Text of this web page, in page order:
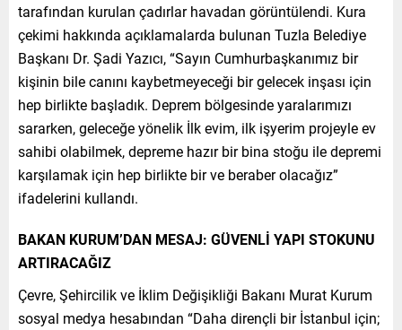
tarafından kurulan çadırlar havadan görüntülendi. Kura
çekimi hakkında açıklamalarda bulunan Tuzla Belediye
Başkanı Dr. Şadi Yazıcı, “Sayın Cumhurbaşkanımız bir
kişinin bile canını kaybetmeyeceği bir gelecek inşası için
hep birlikte başladık. Deprem bölgesinde yaralarımızı
sararken, geleceğe yönelik İlk evim, ilk işyerim projeyle ev
sahibi olabilmek, depreme hazır bir bina stoğu ile depremi
karşılamak için hep birlikte bir ve beraber olacağız”
ifadelerini kullandı.
BAKAN KURUM’DAN MESAJ: GÜVENLİ YAPI STOKUNU
ARTIRACAĞIZ
Çevre, Şehircilik ve İklim Değişikliği Bakanı Murat Kurum
sosyal medya hesabından “Daha dirençli bir İstanbul için;